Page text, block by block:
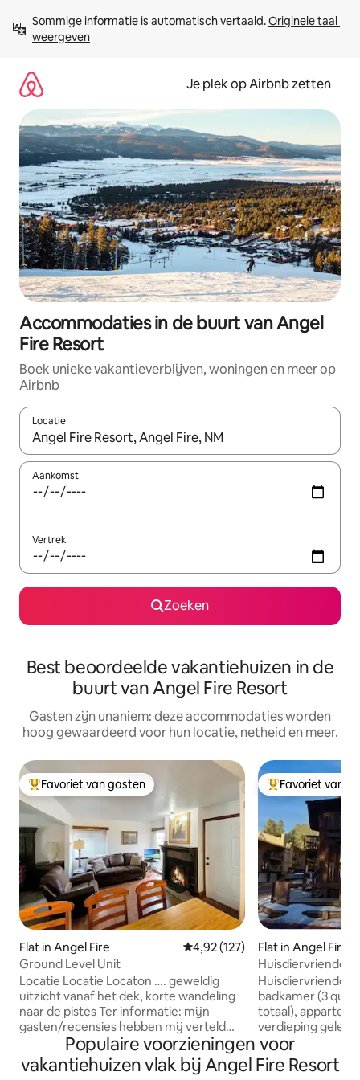
direct
naar
Sommige informatie is automatisch vertaald. Originele taal
weergeven
Je plek op Airbnb zetten
Accommodaties in de buurt van Angel
Fire Resort
Boek unieke vakantieverblijven, woningen en meer op
Airbnb
Locatie
Wanneer er resultaten beschikbaar zijn, maak je een keuze
Aankomst
Vertrek
Zoeken
Best beoordeelde vakantiehuizen in de
buurt van Angel Fire Resort
Gasten zijn unaniem: deze accommodaties worden
hoog gewaardeerd voor hun locatie, netheid en meer.
Topfavoriet van gasten
Favoriet van gasten
Flat in Angel Fire Gemiddelde beoordeling van
4,92 (127)
Ground Level Unit
Locatie Locatie Locaton …. geweldig
uitzicht vanaf het dek, korte wandeling
naar de pistes Ter informatie: mijn
gasten/recensies hebben mij verteld
dat mijn bed te hoog is. IK WEET NIET
zeker wat dat betekent (misschien
liggen hun bedden op de vloer)
Topfavoriet van
Favoriet van
Flat in Angel Fire
appartement!
badkamer (3
totaal),
verdieping
Resort. Op
verhuurwinkels,
Directe toegang
Populaire voorzieningen voor
vakantiehuizen vlak bij Angel Fire Resort